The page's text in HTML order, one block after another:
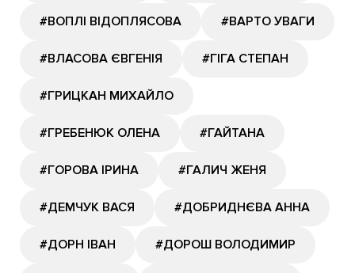
#ВОПЛІ ВІДОПЛЯСОВА #ВАРТО УВАГИ
#ВЛАСОВА ЄВГЕНІЯ #ГІГА СТЕПАН
#ГРИЦКАН МИХАЙЛО
#ГРЕБЕНЮК ОЛЕНА #ГАЙТАНА
#ГОРОВА ІРИНА #ГАЛИЧ ЖЕНЯ
#ДЕМЧУК ВАСЯ #ДОБРИДНЄВА АННА
#ДОРН ІВАН #ДОРОШ ВОЛОДИМИР